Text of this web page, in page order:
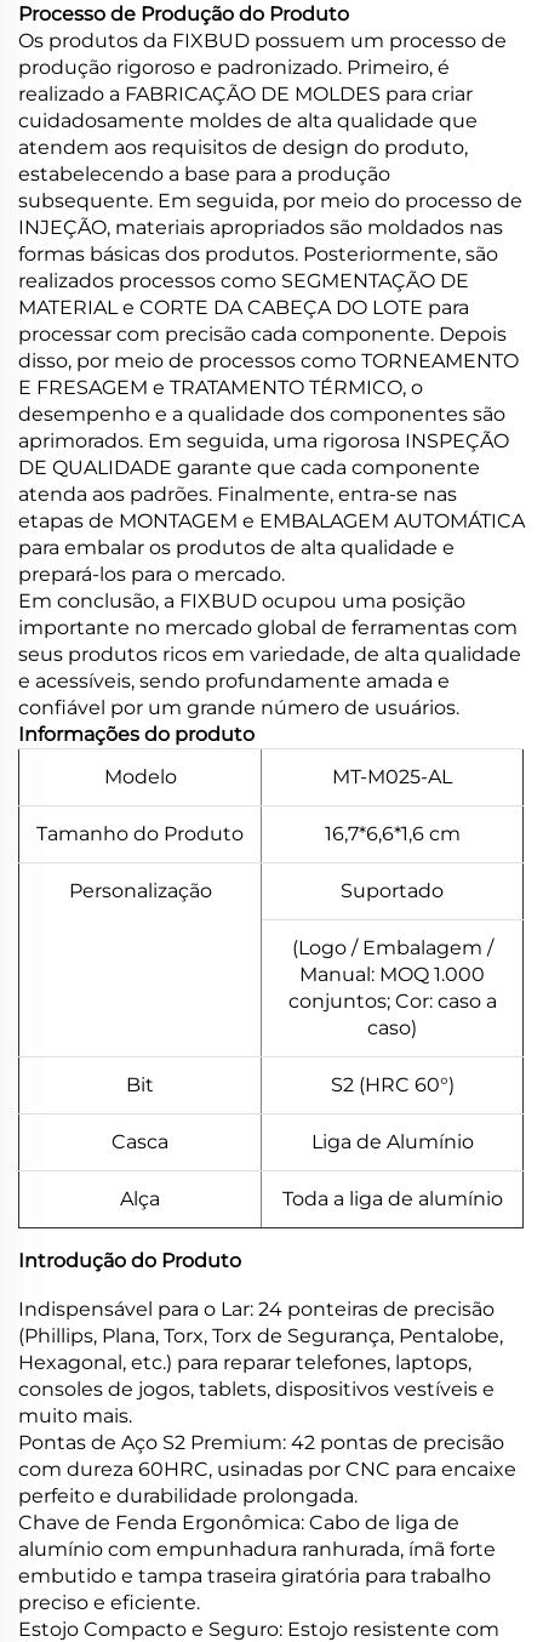
Processo de Produção do Produto
Os produtos da FIXBUD possuem um processo de
produção rigoroso e padronizado. Primeiro, é
realizado a FABRICAÇÃO DE MOLDES para criar
cuidadosamente moldes de alta qualidade que
atendem aos requisitos de design do produto,
estabelecendo a base para a produção
subsequente. Em seguida, por meio do processo de
INJEÇÃO, materiais apropriados são moldados nas
formas básicas dos produtos. Posteriormente, são
realizados processos como SEGMENTAÇÃO DE
MATERIAL e CORTE DA CABEÇA DO LOTE para
processar com precisão cada componente. Depois
disso, por meio de processos como TORNEAMENTO
E FRESAGEM e TRATAMENTO TÉRMICO, o
desempenho e a qualidade dos componentes são
aprimorados. Em seguida, uma rigorosa INSPEÇÃO
DE QUALIDADE garante que cada componente
atenda aos padrões. Finalmente, entra-se nas
etapas de MONTAGEM e EMBALAGEM AUTOMÁTICA
para embalar os produtos de alta qualidade e
prepará-los para o mercado.
Em conclusão, a FIXBUD ocupou uma posição
importante no mercado global de ferramentas com
seus produtos ricos em variedade, de alta qualidade
e acessíveis, sendo profundamente amada e
confiável por um grande número de usuários.
Informações do produto
Modelo
MT-M025-AL
Tamanho do Produto 16,7*6,6*1,6 cm
Personalização Suportado
(Logo / Embalagem /
Manual: MOQ 1.000
conjuntos; Cor: caso a
caso)
Bit S2 (HRC 60°)
Casca Liga de Alumínio
Alça Toda a liga de alumínio
Introdução do Produto
Indispensável para o Lar: 24 ponteiras de precisão
(Phillips, Plana, Torx, Torx de Segurança, Pentalobe,
Hexagonal, etc.) para reparar telefones, laptops,
consoles de jogos, tablets, dispositivos vestíveis e
muito mais.
Pontas de Aço S2 Premium: 42 pontas de precisão
com dureza 60HRC, usinadas por CNC para encaixe
perfeito e durabilidade prolongada.
Chave de Fenda Ergonômica: Cabo de liga de
alumínio com empunhadura ranhurada, ímã forte
embutido e tampa traseira giratória para trabalho
preciso e eficiente.
Estojo Compacto e Seguro: Estojo resistente com